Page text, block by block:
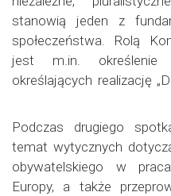
stanowią jeden z
społeczeństwa. Rolą
jest m.in. określenie
określających realizację
Podczas drugiego
temat wytycznych
obywatelskiego w
Europy, a także